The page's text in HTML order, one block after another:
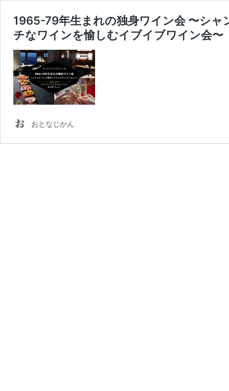
1965-79年生まれの独身ワイン会 〜シ
チなワインを愉しむイブイブワイン会〜
おとなじかん